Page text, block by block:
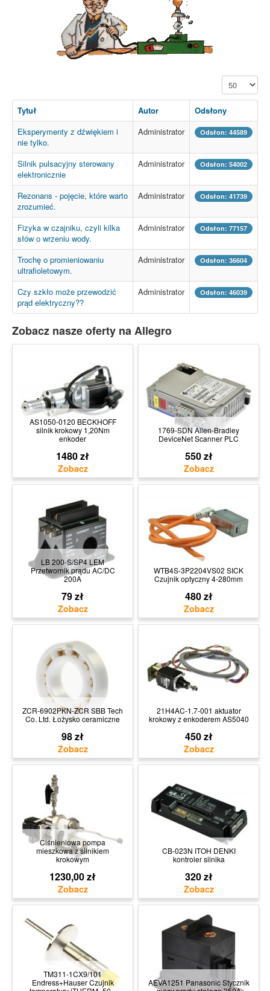
Pokaż #
Tytuł Autor
Odsłony
Eksperymenty z dźwiękiem i
nie tylko.
Administrator Odsłon: 44589
Silnik pulsacyjny sterowany
elektronicznie
Administrator Odsłon: 54002
Rezonans - pojęcie, które warto
zrozumieć.
Administrator Odsłon: 41739
Fizyka w czajniku, czyli kilka
słów o wrzeniu wody.
Administrator Odsłon: 77157
Trochę o promieniowaniu
ultrafioletowym.
Administrator Odsłon: 36604
Czy szkło może przewodzić
prąd elektryczny??
Administrator Odsłon: 46039
Zobacz nasze oferty na Allegro
AS1050-0120 BECKHOFF
silnik krokowy 1,20Nm
enkoder
1480 zł
1769-SDN Allen-Bradley
DeviceNet Scanner PLC
550 zł
LB 200-S/SP4 LEM
Przetwornik prądu AC/DC
200A
79 zł
WTB4S-3P2204VS02 SICK
Czujnik optyczny 4-280mm
480 zł
ZCR-6902PKN-ZCR SBB Tech
Co. Ltd. Łożysko ceramiczne
98 zł
21H4AC-1.7-001 aktuator
krokowy z enkoderem AS5040
450 zł
Ciśnieniowa pompa
mieszkowa z silnikiem
krokowym
1230,00 zł
CB-023N ITOH DENKI
kontroler silnika
320 zł
TM311-1CX9/101
Endress+Hauser Czujnik
AEVA1251 Panasonic Stycznik